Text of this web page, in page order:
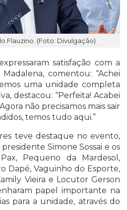
Flauzino. (Foto: Divulgação)
satisfação com a
comentou: “Achei
uma unidade completa
destacou: “Perfeita! Acabei
não precisamos mais sair
temos tudo aqui.”
teve destaque no evento,
Simone Sossai e os
Pequeno da Mardesol,
Dapé, Vaguinho do Esporte,
Vieira e Locutor Gerson
papel importante na
para a unidade, através do